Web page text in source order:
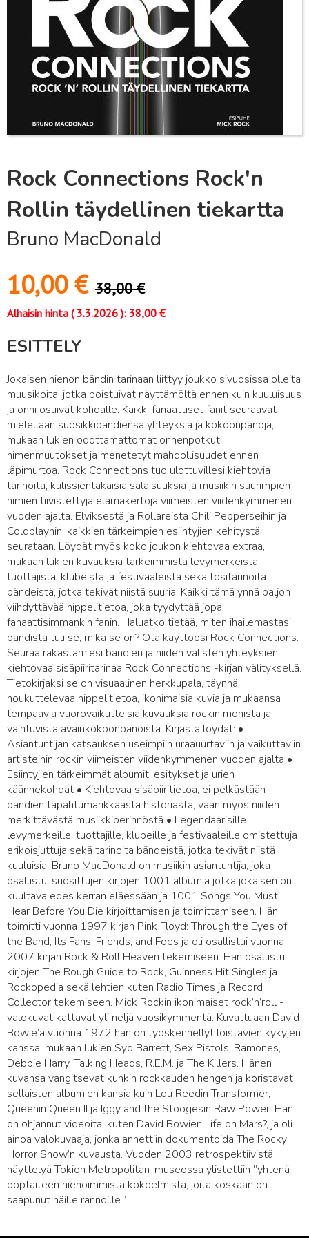
Rock Connections Rock'n
Rollin täydellinen tiekartta
Bruno MacDonald
10,00€ 38,00€
Alhaisin hinta (3.3.2026): 38,00 €
ESITTELY
Jokaisen hienon bändin tarinaan liittyy joukko sivuosissa olleita
muusikoita, jotka poistuivat näyttämöltä ennen kuin kuuluisuus
ja onni osuivat kohdalle. Kaikki fanaattiset fanit seuraavat
mielellään suosikkibändiensä yhteyksiä ja kokoonpanoja,
mukaan lukien odottamattomat onnenpotkut,
nimenmuutokset ja menetetyt mahdollisuudet ennen
läpimurtoa. Rock Connections tuo ulottuvillesi kiehtovia
tarinoita, kulissientakaisia salaisuuksia ja musiikin suurimpien
nimien tiivistettyjä elämäkertoja viimeisten viidenkymmenen
vuoden ajalta. Elviksestä ja Rollareista Chili Pepperseihin ja
Coldplayhin, kaikkien tärkeimpien esiintyjien kehitystä
seurataan. Löydät myös koko joukon kiehtovaa extraa,
mukaan lukien kuvauksia tärkeimmistä levymerkeistä,
tuottajista, klubeista ja festivaaleista sekä tositarinoita
bändeistä, jotka tekivät niistä suuria. Kaikki tämä ynnä paljon
viihdyttävää nippelitietoa, joka tyydyttää jopa
fanaattisimmankin fanin. Haluatko tietää, miten ihailemastasi
bändistä tuli se, mikä se on? Ota käyttöösi Rock Connections.
Seuraa rakastamiesi bändien ja niiden välisten yhteyksien
kiehtovaa sisäpiiritarinaa Rock Connections -kirjan välityksellä.
Tietokirjaksi se on visuaalinen herkkupala, täynnä
houkuttelevaa nippelitietoa, ikonimaisia kuvia ja mukaansa
tempaavia vuorovaikutteisia kuvauksia rockin monista ja
vaihtuvista avainkokoonpanoista. Kirjasta löydät: •
Asiantuntijan katsauksen useimpiin uraauurtaviin ja vaikuttaviin
artisteihin rockin viimeisten viidenkymmenen vuoden ajalta •
Esiintyjien tärkeimmät albumit, esitykset ja urien
käännekohdat • Kiehtovaa sisäpiiritietoa, ei pelkästään
bändien tapahtumarikkaasta historiasta, vaan myös niiden
merkittävästä musiikkiperinnöstä • Legendaarisille
levymerkeille, tuottajille, klubeille ja festivaaleille omistettuja
erikoisjuttuja sekä tarinoita bändeistä, jotka tekivät niistä
kuuluisia. Bruno MacDonald on musiikin asiantuntija, joka
osallistui suosittujen kirjojen 1001 albumia jotka jokaisen on
kuultava edes kerran eläessään ja 1001 Songs You Must
Hear Before You Die kirjoittamisen ja toimittamiseen. Hän
toimitti vuonna 1997 kirjan Pink Floyd: Through the Eyes of
the Band, Its Fans, Friends, and Foes ja oli osallistui vuonna
2007 kirjan Rock & Roll Heaven tekemiseen. Hän osallistui
kirjojen The Rough Guide to Rock, Guinness Hit Singles ja
Rockopedia sekä lehtien kuten Radio Times ja Record
Collector tekemiseen. Mick Rockin ikonimaiset rock’n’roll -
valokuvat kattavat yli neljä vuosikymmentä. Kuvattuaan David
Bowie’a vuonna 1972 hän on työskennellyt loistavien kykyjen
kanssa, mukaan lukien Syd Barrett, Sex Pistols, Ramones,
Debbie Harry, Talking Heads, R.E.M. ja The Killers. Hänen
kuvansa vangitsevat kunkin rockkauden hengen ja koristavat
sellaisten albumien kansia kuin Lou Reedin Transformer,
Queenin Queen II ja Iggy and the Stoogesin Raw Power. Hän
on ohjannut videoita, kuten David Bowien Life on Mars?, ja oli
ainoa valokuvaaja, jonka annettiin dokumentoida The Rocky
Horror Show’n kuvausta. Vuoden 2003 retrospektiivistä
näyttelyä Tokion Metropolitan-museossa ylistettiin ”yhtenä
poptaiteen hienoimmista kokoelmista, joita koskaan on
saapunut näille rannoille.”